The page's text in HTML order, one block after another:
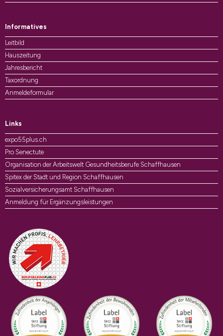
Informatives
Leitbild
Hauszeitung
Jahresbericht
Taxordnung
Anmeldeformular
Links
expo55plus.ch
Pro Senectute
Organisation der Arbeitswelt Gesundheitsberufe Schaffhausen
Spitex der Stadt und Region Schaffhausen
Sozialversicherungsamt Schaffhausen
Anmeldung für Ergänzungsleistungen
Auszeichnungen